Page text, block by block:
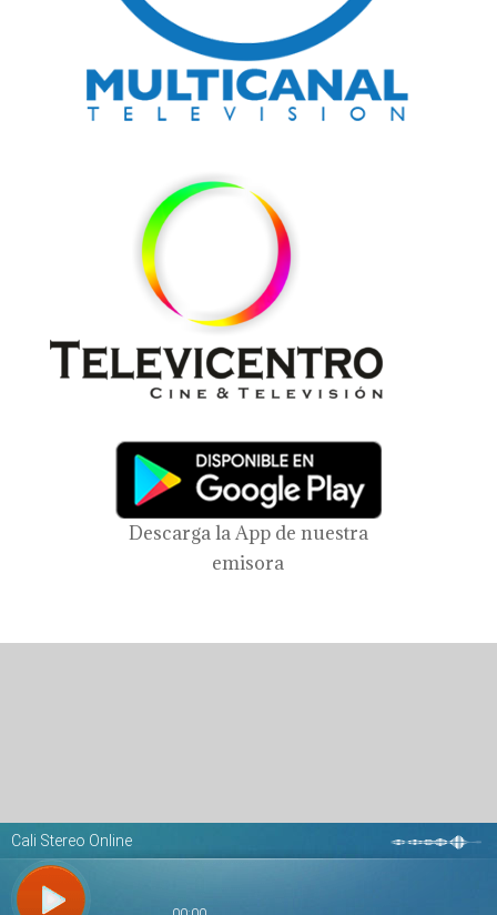
Descarga la App de nuestra
emisora